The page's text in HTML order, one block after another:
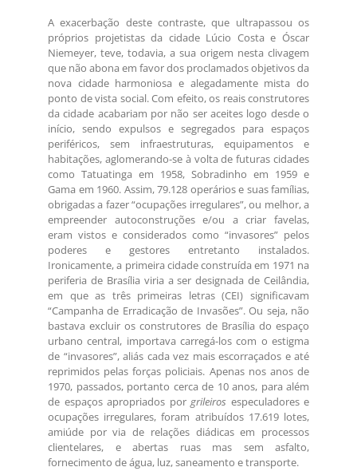
A exacerbação deste contraste, que ultrapassou os
próprios projetistas da cidade Lúcio Costa e Óscar
Niemeyer, teve, todavia, a sua origem nesta clivagem
que não abona em favor dos proclamados objetivos da
nova cidade harmoniosa e alegadamente mista do
ponto de vista social. Com efeito, os reais construtores
da cidade acabariam por não ser aceites logo desde o
início, sendo expulsos e segregados para espaços
periféricos, sem infraestruturas, equipamentos e
habitações, aglomerando-se à volta de futuras cidades
como Tatuatinga em 1958, Sobradinho em 1959 e
Gama em 1960. Assim, 79.128 operários e suas famílias,
obrigadas a fazer “ocupações irregulares”, ou melhor, a
empreender autoconstruções e/ou a criar favelas,
eram vistos e considerados como “invasores” pelos
poderes e gestores entretanto instalados.
Ironicamente, a primeira cidade construída em 1971 na
periferia de Brasília viria a ser designada de Ceilândia,
em que as três primeiras letras (CEI) significavam
“Campanha de Erradicação de Invasões”. Ou seja, não
bastava excluir os construtores de Brasília do espaço
urbano central, importava carregá-los com o estigma
de “invasores”, aliás cada vez mais escorraçados e até
reprimidos pelas forças policiais. Apenas nos anos de
1970, passados, portanto cerca de 10 anos, para além
de espaços apropriados por grileiros especuladores e
ocupações irregulares, foram atribuídos 17.619 lotes,
amiúde por via de relações diádicas em processos
clientelares, e abertas ruas mas sem asfalto,
fornecimento de água, luz, saneamento e transporte.